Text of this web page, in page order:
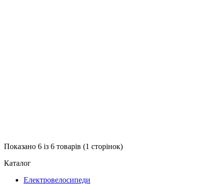
Показано 6 із 6 товарів (1 сторінок)
Каталог
Електровелосипеди